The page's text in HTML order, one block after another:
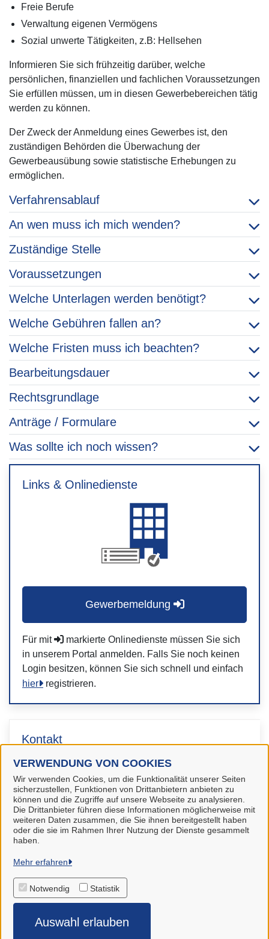
VERWENDUNG VON COOKIES
Wir verwenden Cookies, um die Funktionalität unserer Seiten
sicherzustellen, Funktionen von Drittanbietern anbieten zu
können und die Zugriffe auf unsere Webseite zu analysieren.
Die Drittanbieter führen diese Informationen möglicherweise mit
weiteren Daten zusammen, die Sie ihnen bereitgestellt haben
oder die sie im Rahmen Ihrer Nutzung der Dienste gesammelt
haben.
Mehr erfahren
Notwendig Statistik
Auswahl erlauben
Freie Berufe
Verwaltung eigenen Vermögens
Sozial unwerte Tätigkeiten, z.B: Hellsehen
Informieren Sie sich frühzeitig darüber, welche
persönlichen, finanziellen und fachlichen Voraussetzungen
Sie erfüllen müssen, um in diesen Gewerbebereichen tätig
werden zu können.
Der Zweck der Anmeldung eines Gewerbes ist, den
zuständigen Behörden die Überwachung der
Gewerbeausübung sowie statistische Erhebungen zu
ermöglichen.
Verfahrensablauf
An wen muss ich mich wenden?
Zuständige Stelle
Voraussetzungen
Welche Unterlagen werden benötigt?
Welche Gebühren fallen an?
Welche Fristen muss ich beachten?
Bearbeitungsdauer
Rechtsgrundlage
Anträge / Formulare
Was sollte ich noch wissen?
Links & Onlinedienste
Gewerbemeldung
Für mit
markierte Onlinedienste müssen Sie sich
in unserem Portal anmelden. Falls Sie noch keinen
Login besitzen, können Sie sich schnell und einfach
hier
registrieren.
Kontakt
Bürgerbüro
Gemeinde Stuhr
Alle Rechte vorbehalten